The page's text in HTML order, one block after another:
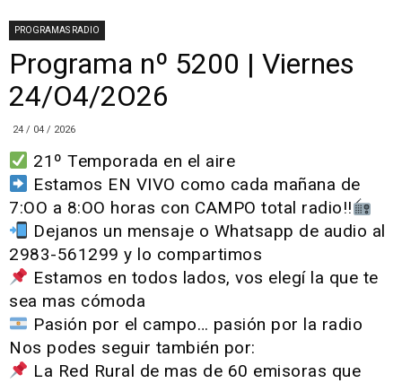
PROGRAMAS RADIO
Programa nº 5200 | Viernes
24/O4/2O26
24 / 04 / 2026
21º Temporada en el aire
Estamos EN VIVO como cada mañana de
7:OO a 8:OO horas con CAMPO total radio!!
Dejanos un mensaje o Whatsapp de audio al
2983-561299 y lo compartimos
Estamos en todos lados, vos elegí la que te
sea mas cómoda
Pasión por el campo… pasión por la radio
Nos podes seguir también por:
La Red Rural de mas de 60 emisoras que